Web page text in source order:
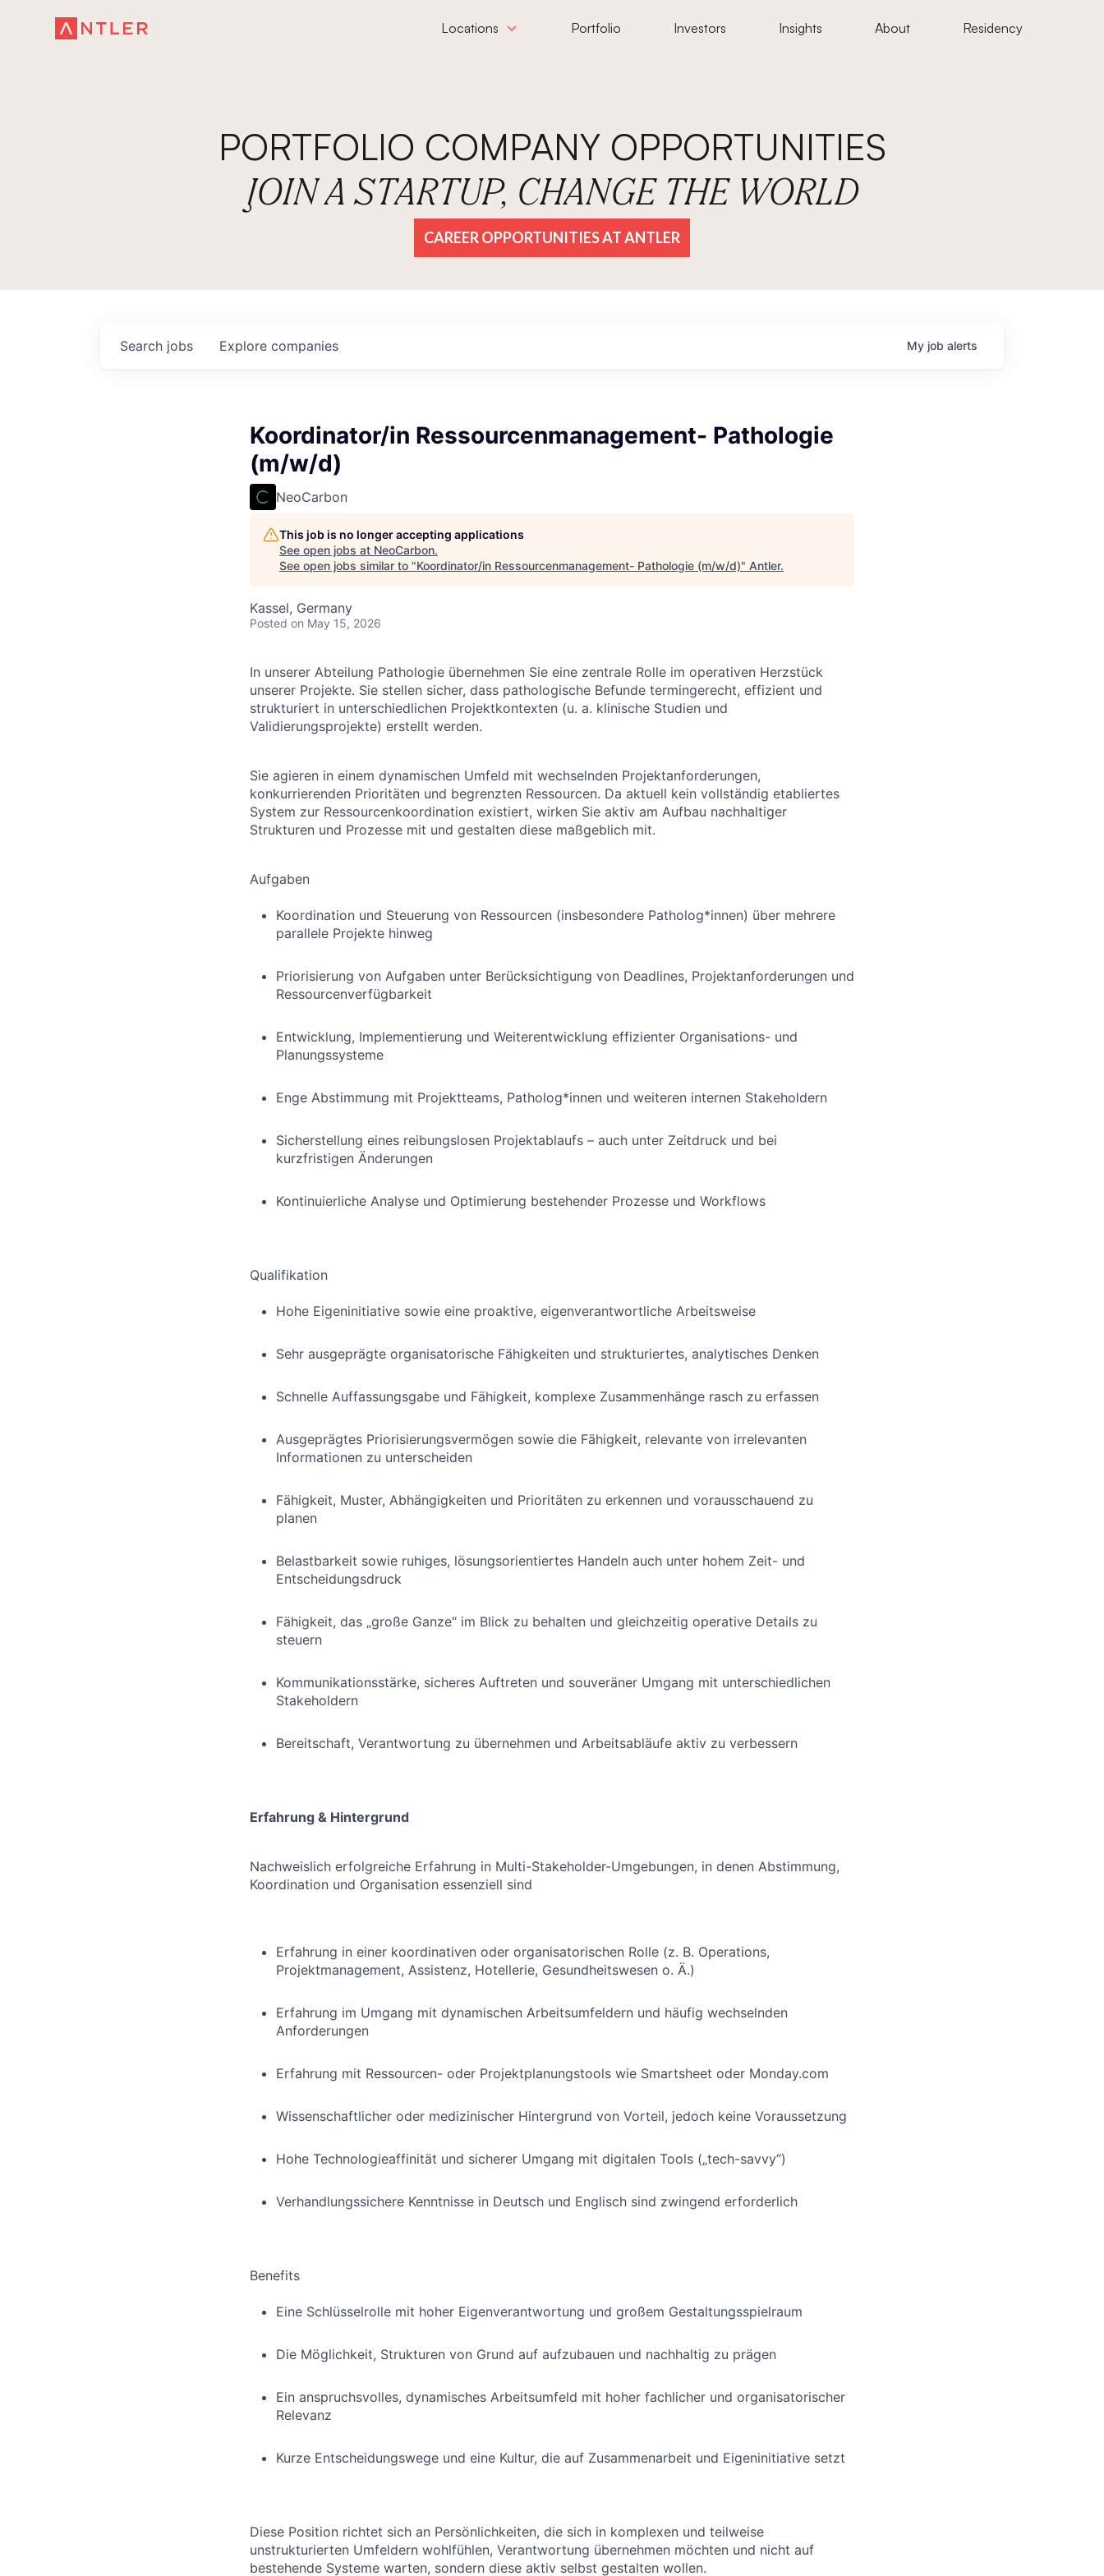
Locations Portfolio Investors Insights About Residency
PORTFOLIO COMPANY OPPORTUNITIES
JOIN A STARTUP, CHANGE THE WORLD
CAREER OPPORTUNITIES AT ANTLER
Search jobs Explore companies My job alerts
Koordinator/in Ressourcenmanagement- Pathologie
(m/w/d)
NeoCarbon
This job is no longer accepting applications
See open jobs at NeoCarbon.
See open jobs similar to "Koordinator/in Ressourcenmanagement- Pathologie (m/w/d)" Antler.
Kassel, Germany
Posted on May 15, 2026
In unserer Abteilung Pathologie übernehmen Sie eine zentrale Rolle im operativen Herzstück
unserer Projekte. Sie stellen sicher, dass pathologische Befunde termingerecht, effizient und
strukturiert in unterschiedlichen Projektkontexten (u. a. klinische Studien und
Validierungsprojekte) erstellt werden.
Sie agieren in einem dynamischen Umfeld mit wechselnden Projektanforderungen,
konkurrierenden Prioritäten und begrenzten Ressourcen. Da aktuell kein vollständig etabliertes
System zur Ressourcenkoordination existiert, wirken Sie aktiv am Aufbau nachhaltiger
Strukturen und Prozesse mit und gestalten diese maßgeblich mit.
Aufgaben
Koordination und Steuerung von Ressourcen (insbesondere Patholog*innen) über mehrere
parallele Projekte hinweg
Priorisierung von Aufgaben unter Berücksichtigung von Deadlines, Projektanforderungen und
Ressourcenverfügbarkeit
Entwicklung, Implementierung und Weiterentwicklung effizienter Organisations- und
Planungssysteme
Enge Abstimmung mit Projektteams, Patholog*innen und weiteren internen Stakeholdern
Sicherstellung eines reibungslosen Projektablaufs – auch unter Zeitdruck und bei
kurzfristigen Änderungen
Kontinuierliche Analyse und Optimierung bestehender Prozesse und Workflows
Qualifikation
Hohe Eigeninitiative sowie eine proaktive, eigenverantwortliche Arbeitsweise
Sehr ausgeprägte organisatorische Fähigkeiten und strukturiertes, analytisches Denken
Schnelle Auffassungsgabe und Fähigkeit, komplexe Zusammenhänge rasch zu erfassen
Ausgeprägtes Priorisierungsvermögen sowie die Fähigkeit, relevante von irrelevanten
Informationen zu unterscheiden
Fähigkeit, Muster, Abhängigkeiten und Prioritäten zu erkennen und vorausschauend zu
planen
Belastbarkeit sowie ruhiges, lösungsorientiertes Handeln auch unter hohem Zeit- und
Entscheidungsdruck
Fähigkeit, das „große Ganze“ im Blick zu behalten und gleichzeitig operative Details zu
steuern
Kommunikationsstärke, sicheres Auftreten und souveräner Umgang mit unterschiedlichen
Stakeholdern
Bereitschaft, Verantwortung zu übernehmen und Arbeitsabläufe aktiv zu verbessern
Erfahrung & Hintergrund
Nachweislich erfolgreiche Erfahrung in Multi-Stakeholder-Umgebungen, in denen Abstimmung,
Koordination und Organisation essenziell sind
Erfahrung in einer koordinativen oder organisatorischen Rolle (z. B. Operations,
Projektmanagement, Assistenz, Hotellerie, Gesundheitswesen o. Ä.)
Erfahrung im Umgang mit dynamischen Arbeitsumfeldern und häufig wechselnden
Anforderungen
Erfahrung mit Ressourcen- oder Projektplanungstools wie Smartsheet oder Monday.com
Wissenschaftlicher oder medizinischer Hintergrund von Vorteil, jedoch keine Voraussetzung
Hohe Technologieaffinität und sicherer Umgang mit digitalen Tools („tech-savvy“)
Verhandlungssichere Kenntnisse in Deutsch und Englisch sind zwingend erforderlich
Benefits
Eine Schlüsselrolle mit hoher Eigenverantwortung und großem Gestaltungsspielraum
Die Möglichkeit, Strukturen von Grund auf aufzubauen und nachhaltig zu prägen
Ein anspruchsvolles, dynamisches Arbeitsumfeld mit hoher fachlicher und organisatorischer
Relevanz
Kurze Entscheidungswege und eine Kultur, die auf Zusammenarbeit und Eigeninitiative setzt
Diese Position richtet sich an Persönlichkeiten, die sich in komplexen und teilweise
unstrukturierten Umfeldern wohlfühlen, Verantwortung übernehmen möchten und nicht auf
bestehende Systeme warten, sondern diese aktiv selbst gestalten wollen.